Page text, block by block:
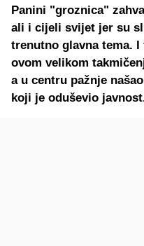
Panini "groznica"
ali i cijeli svijet jer su
trenutno glavna tema.
ovom velikom
a u centru pažnje
koji je oduševio